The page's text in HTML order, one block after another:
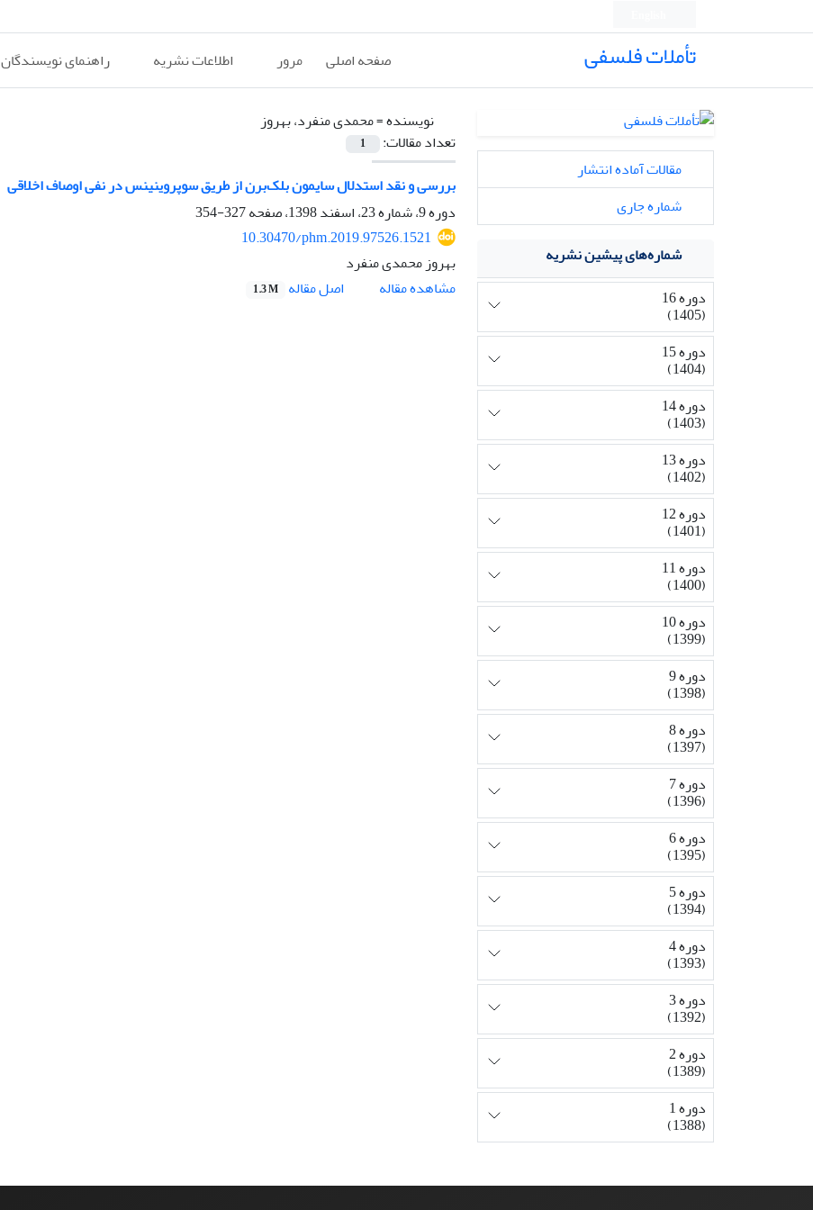
تأملات فلسفی صفحه اصلی مرور اطلاعات نشریه راهنمای نویسندگان
نویسنده =محمدی منفرد، بهروز
تعداد مقالات:
1
بررسی و نقد استدلال سایمون بلک‌برن از طریق سوپروینینس در نفی اوصاف اخلاقی
دوره 9، شماره 23، اسفند 1398، صفحه
327-354
10.30470/phm.2019.97526.1521
بهروز محمدی منفرد
مشاهده مقاله
اصل مقاله 1.3 M
مقالات آماده انتشار
شماره جاری
شماره‌های پیشین نشریه
دوره 16
(1405)
دوره 15
(1404)
دوره 14
(1403)
دوره 13
(1402)
دوره 12
(1401)
دوره 11
(1400)
دوره 10
(1399)
دوره 9
(1398)
دوره 8
(1397)
دوره 7
(1396)
دوره 6
(1395)
دوره 5
(1394)
دوره 4
(1393)
دوره 3
(1392)
دوره 2
(1389)
دوره 1
(1388)